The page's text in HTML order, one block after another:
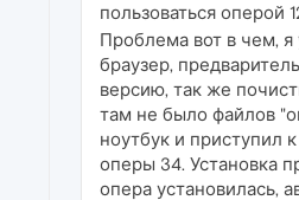
пользоваться оперой
Проблема вот в чем, я
браузер,
версию, так же
там не было файлов
ноутбук и приступил
оперы 34. Установка
опера установилась,